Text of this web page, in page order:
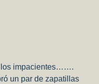
los impacientes…….
un par de zapatillas